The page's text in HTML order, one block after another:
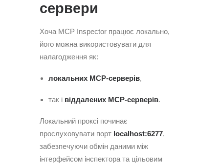
сервери
Хоча MCP Inspector працює локально,
його можна використовувати для
налагодження як:
локальних MCP-серверів,
так і віддалених MCP-серверів.
Локальний проксі починає
прослуховувати порт localhost:6277,
забезпечуючи обмін даними між
інтерфейсом інспектора та цільовим